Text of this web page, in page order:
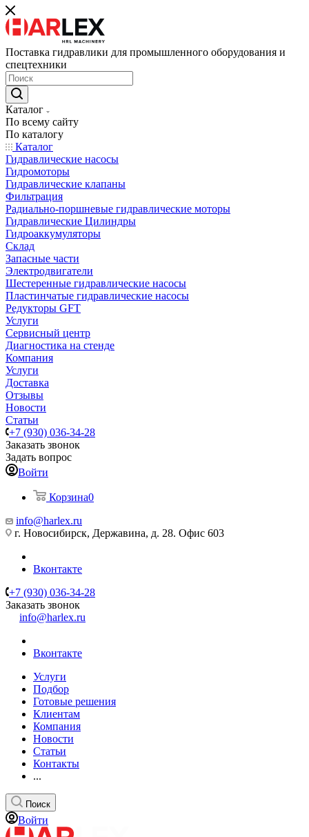
Поставка гидравлики для промышленного оборудования и
спецтехники
Каталог
По всему сайту
По каталогу
Каталог
Гидравлические насосы
Гидромоторы
Гидравлические клапаны
Фильтрация
Радиально-поршневые гидравлические моторы
Гидравлические Цилиндры
Гидроаккумуляторы
Склад
Запасные части
Электродвигатели
Шестеренные гидравлические насосы
Пластинчатые гидравлические насосы
Редукторы GFT
Услуги
Сервисный центр
Диагностика на стенде
Компания
Услуги
Доставка
Отзывы
Новости
Статьи
+7 (930) 036-34-28
Заказать звонок
Задать вопрос
Войти
Корзина0
info@harlex.ru
г. Новосибирск, Державина, д. 28. Офис 603
Вконтакте
+7 (930) 036-34-28
Заказать звонок
info@harlex.ru
Вконтакте
Услуги
Подбор
Готовые решения
Клиентам
Компания
Новости
Статьи
Контакты
...
Поиск
Войти